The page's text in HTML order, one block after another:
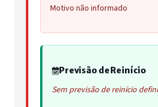
Motivo não informado
Previsão de Reinício
Sem previsão de reinício